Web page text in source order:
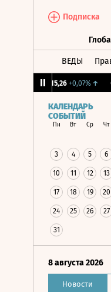
Подписка
ВЕДЫ
115,26 +0,07%↑
КАЛЕНДАРЬ
СОБЫТИЙ
Пн Вт Ср Чт
3 4 5 6
10 11 12 13
17 18 19 20
24 25 26 27
31
8 августа 2026
Новости